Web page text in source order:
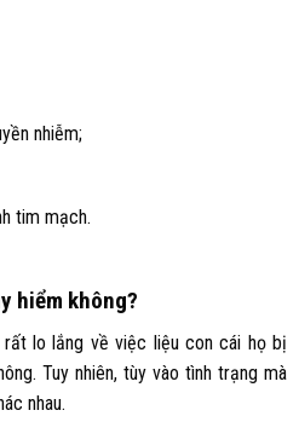
nhiễm;
tim mạch.
hiểm không?
lo lắng về việc liệu con cái họ bị
Tuy nhiên, tùy vào tình trạng mà
nhau.